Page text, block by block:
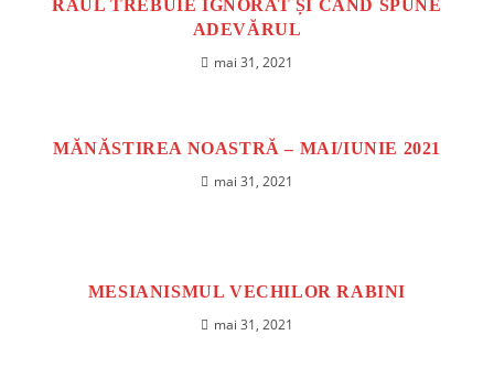
RĂUL TREBUIE IGNORAT ȘI CÂND SPUNE
ADEVĂRUL
mai 31, 2021
MĂNĂSTIREA NOASTRĂ – MAI/IUNIE 2021
mai 31, 2021
MESIANISMUL VECHILOR RABINI
mai 31, 2021